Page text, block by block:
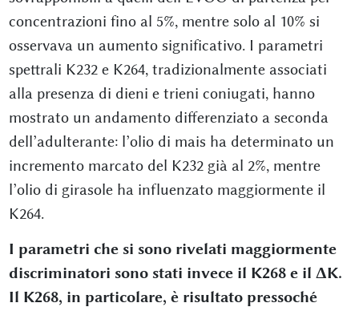
concentrazioni fino al 5%, mentre solo al 10% si
osservava un aumento significativo. I parametri
spettrali K232 e K264, tradizionalmente associati
alla presenza di dieni e trieni coniugati, hanno
mostrato un andamento differenziato a seconda
dell’adulterante: l’olio di mais ha determinato un
incremento marcato del K232 già al 2%, mentre
l’olio di girasole ha influenzato maggiormente il
K264.
I parametri che si sono rivelati maggiormente
discriminatori sono stati invece il K268 e il ΔK.
Il K268, in particolare, è risultato pressoché